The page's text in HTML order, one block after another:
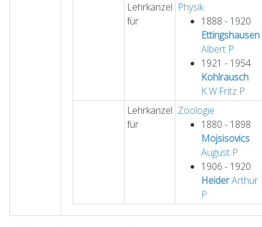
Lehrkanzel
für
Physik
1888 - 1920
Ettingshausen
Albert P
1921 - 1954
Kohlrausch
K.W.Fritz P
Lehrkanzel
für
Zoologie
1880 - 1898
Mojsisovics
August P
1906 - 1920
HeiderArthur
P